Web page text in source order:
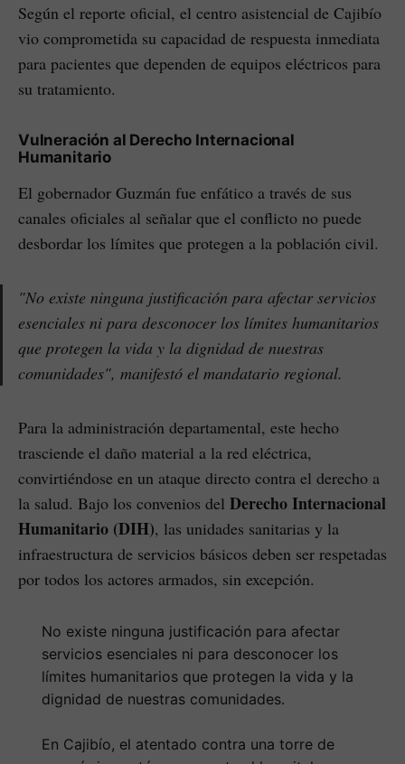
Según el reporte oficial, el centro asistencial de Cajibío
vio comprometida su capacidad de respuesta inmediata
para pacientes que dependen de equipos eléctricos para
su tratamiento.
Vulneración al Derecho Internacional
Humanitario
El gobernador Guzmán fue enfático a través de sus
canales oficiales al señalar que el conflicto no puede
desbordar los límites que protegen a la población civil.
"No existe ninguna justificación para afectar servicios
esenciales ni para desconocer los límites humanitarios
que protegen la vida y la dignidad de nuestras
comunidades", manifestó el mandatario regional.
Para la administración departamental, este hecho
trasciende el daño material a la red eléctrica,
convirtiéndose en un ataque directo contra el derecho a
la salud. Bajo los convenios del Derecho Internacional
Humanitario (DIH), las unidades sanitarias y la
infraestructura de servicios básicos deben ser respetadas
por todos los actores armados, sin excepción.
No existe ninguna justificación para afectar
servicios esenciales ni para desconocer los
límites humanitarios que protegen la vida y la
dignidad de nuestras comunidades.
En Cajibío, el atentado contra una torre de